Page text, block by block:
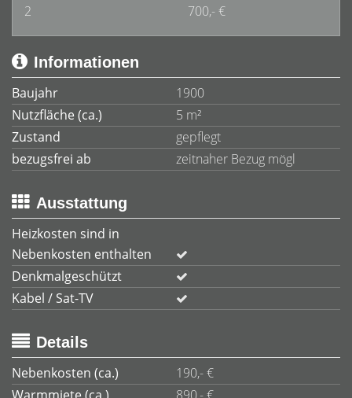
2
700,- €
Informationen
Baujahr
1900
Nutzfläche (ca.)
5 m²
Zustand
gepflegt
bezugsfrei ab
zeitnaher Bezug mögl
Ausstattung
Heizkosten sind in
Nebenkosten enthalten
Denkmalgeschützt
Kabel / Sat-TV
Details
Nebenkosten (ca.)
190,- €